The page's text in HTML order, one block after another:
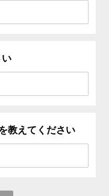
い
教えてください